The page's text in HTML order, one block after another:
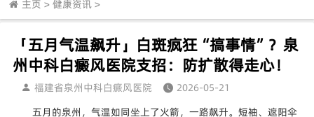
主页 > 健康资讯 >
「五月气温飙升」白斑疯狂“搞事情”？泉
州中科白癜风医院支招：防扩散得走心！
福建省泉州中科白癜风医院
2026-05-21
五月的泉州，气温如同坐上了火箭，一路飙升。短袖、遮阳伞